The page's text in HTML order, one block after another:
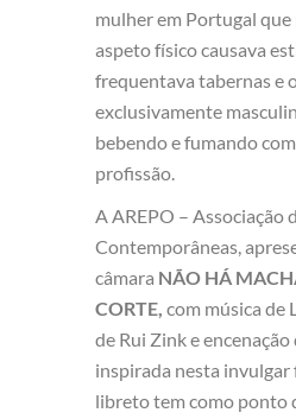
mulher em Portugal que
aspeto físico causava
frequentava tabernas e
exclusivamente
bebendo e fumando
profissão.
A AREPO – Associação
Contemporâneas,
câmara NÃO HÁ
CORTE, com música de
de Rui Zink e encenação
inspirada nesta invulgar
libreto tem como ponto